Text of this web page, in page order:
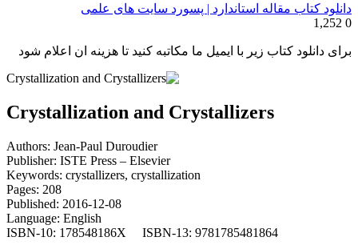
دانلود کتاب مقاله استاندارد | پسورد سایت های علمی
0
برای دانلود کتاب زیر با ایمیل ما مکاتبه کنید تا هزینه ان اعلام شود
Crystallization and Crystallizers
Authors: Jean-Paul Duroudier
Publisher: ISTE Press – Elsevier
Keywords: crystallizers, crystallization
Pages: 208
Published: 2016-12-08
Language: English
ISBN-10: 178548186X ISBN-13: 9781785481864